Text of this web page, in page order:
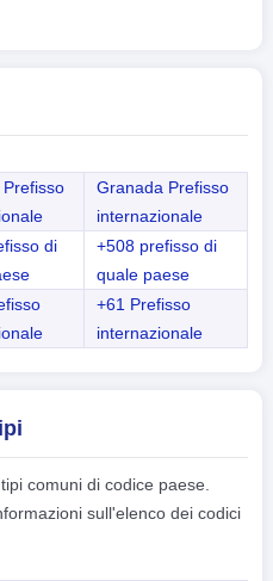
Granada Prefisso
internazionale
di
+508 prefisso di
quale paese
+61 Prefisso
internazionale
comuni di codice paese.
sull'elenco dei codici